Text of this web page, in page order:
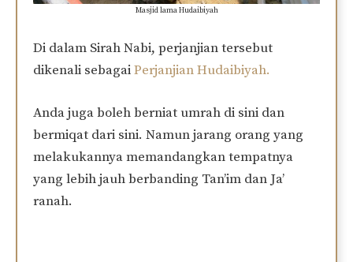
Masjid lama Hudaibiyah
Di dalam Sirah Nabi, perjanjian tersebut
dikenali sebagaiPerjanjian Hudaibiyah.
Anda juga boleh berniat umrah di sini dan
bermiqat dari sini. Namun jarang orang yang
melakukannya memandangkan tempatnya
yang lebih jauh berbanding Tan’im dan Ja’
ranah.